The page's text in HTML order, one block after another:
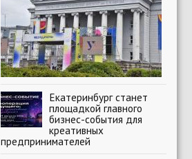
Екатеринбург станет
площадкой главного
бизнес-события для
креативных
предпринимателей